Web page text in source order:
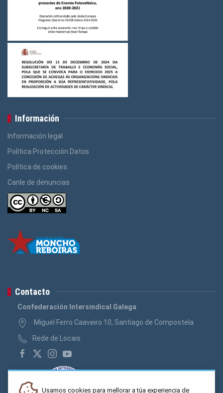
Información
Información legal
Política Protección Datos
Política de cookies
Canle de denuncias
Contacto
Confederación Intersindical Galega
Miguel Ferro Caaveiro 10, Santiago de Compostela
Rede de Locais
Usamos cookies para mellorar a túa experiencia de